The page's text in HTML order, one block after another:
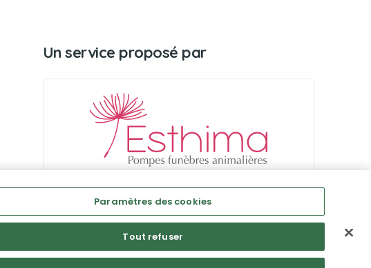
Un service proposé par
Paramètres des cookies
Tout refuser